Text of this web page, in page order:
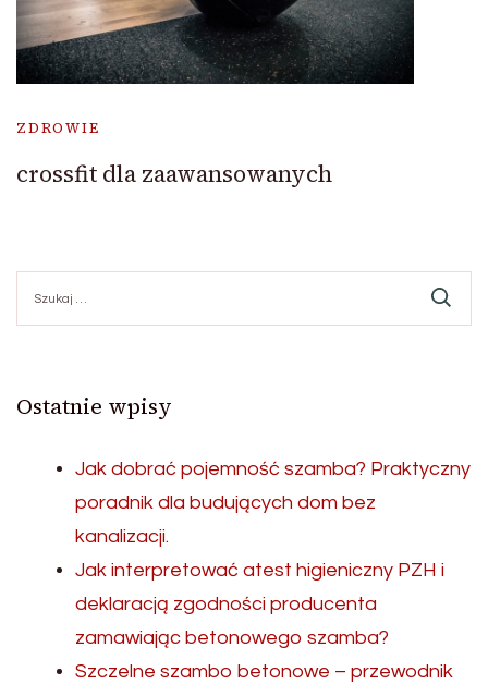
ZDROWIE
crossfit dla zaawansowanych
Ostatnie wpisy
Jak dobrać pojemność szamba? Praktyczny
poradnik dla budujących dom bez
kanalizacji.
Jak interpretować atest higieniczny PZH i
deklaracją zgodności producenta
zamawiając betonowego szamba?
Szczelne szambo betonowe – przewodnik